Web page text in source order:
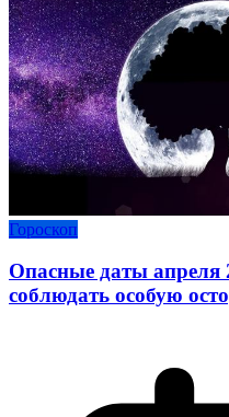
Гороскоп
Опасные даты апреля
соблюдать особую